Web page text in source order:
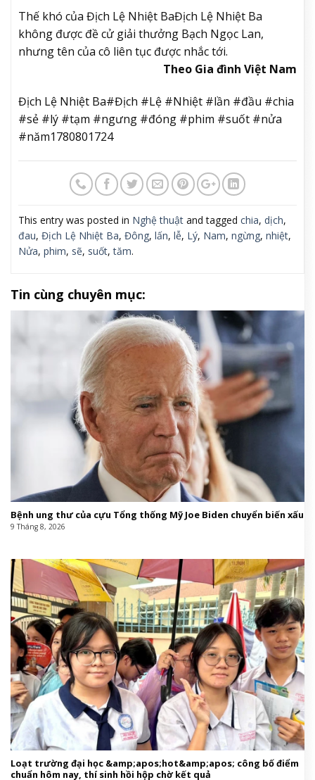
Thế khó của Địch Lệ Nhiệt BaĐịch Lệ Nhiệt Ba
không được đề cử giải thưởng Bạch Ngọc Lan,
nhưng tên của cô liên tục được nhắc tới.
Theo Gia đình Việt Nam
Địch Lệ Nhiệt Ba#Địch #Lệ #Nhiệt #lần #đầu #chia
#sẻ #lý #tạm #ngưng #đóng #phim #suốt #nửa
#năm1780801724
This entry was posted in Nghệ thuật and tagged chia, dịch,
đau, Địch Lệ Nhiệt Ba, Đông, lấn, lễ, Lý, Nam, ngừng, nhiệt,
Nửa, phim, sẽ, suốt,tăm.
Tin cùng chuyên mục:
Bệnh ung thư của cựu Tổng thống Mỹ Joe Biden chuyển biến xấu
9 Tháng 8, 2026
Loạt trường đại học &amp;apos;hot&amp;apos; công bố điểm
chuẩn hôm nay, thí sinh hồi hộp chờ kết quả